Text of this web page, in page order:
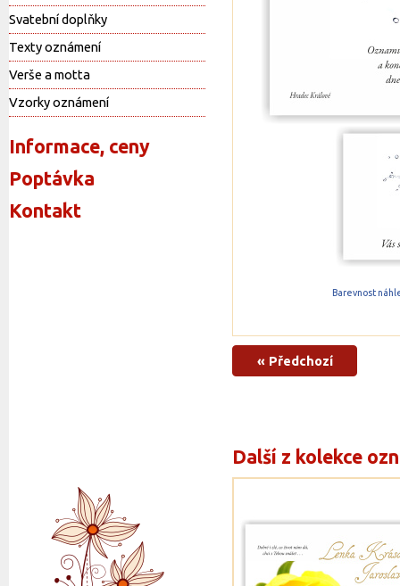
Svatební doplňky
Texty oznámení
Verše a motta
Vzorky oznámení
Informace, ceny
Poptávka
Kontakt
Barevnost
« Předchozí
Další z kolekce